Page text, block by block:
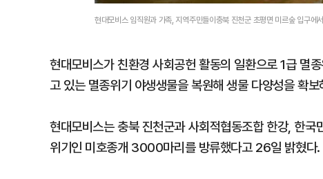
현대모비스 임직원과 가족, 지역주민들이충북 진천군 초평면 미르숲 입구
현대모비스가 친환경 사회공헌 활동의 일환으로 1급 멸
고 있는 멸종위기 야생생물을 복원해 생물 다양성을 확
현대모비스는 충북 진천군과 사회적협동조합 한강, 한
위기인 미호종개 3000마리를 방류했다고 26일 밝혔다.